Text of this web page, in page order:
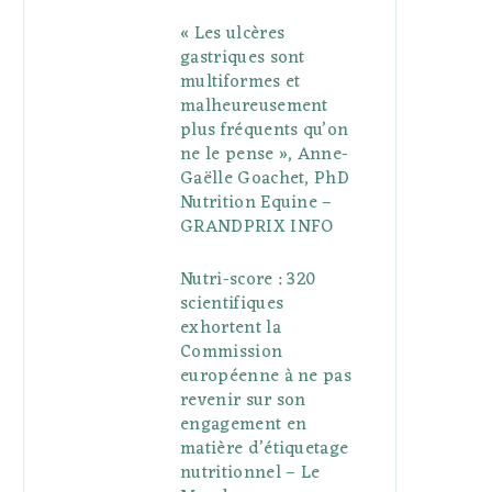
« Les ulcères
gastriques sont
multiformes et
malheureusement
plus fréquents qu’on
ne le pense », Anne-
Gaëlle Goachet, PhD
Nutrition Equine –
GRANDPRIX INFO
Nutri-score : 320
scientifiques
exhortent la
Commission
européenne à ne pas
revenir sur son
engagement en
matière d’étiquetage
nutritionnel – Le